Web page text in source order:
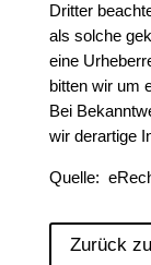
Dritter
als solche
eine
bitten wir um
Bei
wir derartige
Quelle:
Zurück